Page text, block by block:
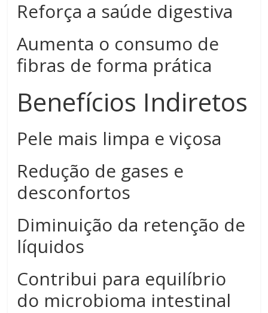
Reforça a saúde digestiva
Aumenta o consumo de
fibras de forma prática
Benefícios Indiretos
Pele mais limpa e viçosa
Redução de gases e
desconfortos
Diminuição da retenção de
líquidos
Contribui para equilíbrio
do microbioma intestinal